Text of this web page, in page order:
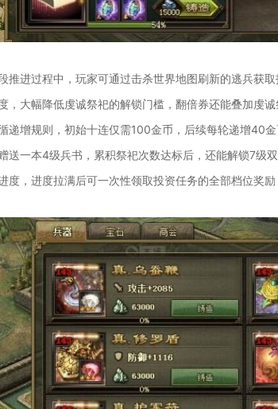
推进过程中，玩家可通过击杀世界地图刷新的逃兵获
，大幅降低虔诚祭祀的解锁门槛，翻倍券还能叠加虔
递增规则，初始十连仅需100金币，后续每轮递增40
送一本4级兵书，累积祭祀次数达标后，还能解锁7级
度，进度拉满后可一次性领取投资任务的全部档位奖励